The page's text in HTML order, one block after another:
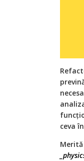
ceva